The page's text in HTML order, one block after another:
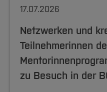
17.07.2026
Netzwerken und
Teilnehmerinnen
zu Besuch in der